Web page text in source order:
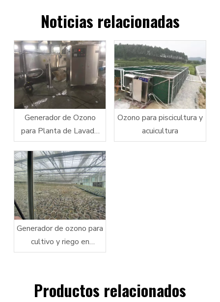
Noticias relacionadas
Generador de Ozono
para Planta de Lavado
Limpieza de Frutas y
Verduras
Ozono para piscicultura y
acuicultura
Generador de ozono para
cultivo y riego en
invernaderos interiores
Productos relacionados